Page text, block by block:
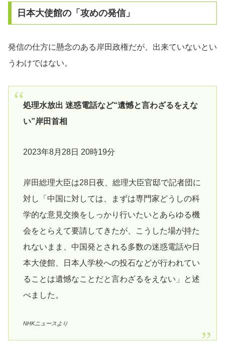
日本大使館の「攻めの発信」
発信の仕方に懸念のある岸田政権だが、出来ていないとい
うわけではない。
処理水放出 迷惑電話など“遺憾と言わざるをえな
い”岸田首相
2023年8月28日 20時19分
岸田総理大臣は28日夜、総理大臣官邸で記者団に
対し「中国に対しては、まずは専門家どうしの科
学的な意見交換をしっかり行いたいとあらゆる機
会をとらえて要請してきたが、こうした場が持た
れないまま、中国発とされる多数の迷惑電話や日
本大使館、日本人学校への投石などが行われてい
ることは遺憾なことだと言わざるをえない」と述
べました。
NHKニュースより